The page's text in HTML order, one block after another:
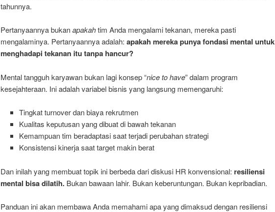
tahunnya.
Pertanyaannya bukanapakahtim Anda mengalami tekanan, mereka pasti
mengalaminya. Pertanyaannya adalah: apakah mereka punya fondasi mental untuk
menghadapi tekanan itu tanpa hancur?
Mental tangguh karyawan bukan lagi konsep “nice to have” dalam program
kesejahteraan. Ini adalah variabel bisnis yang langsung memengaruhi:
Tingkat turnover dan biaya rekrutmen
Kualitas keputusan yang dibuat di bawah tekanan
Kemampuan tim beradaptasi saat terjadi perubahan strategi
Konsistensi kinerja saat target makin berat
Dan inilah yang membuat topik ini berbeda dari diskusi HR konvensional: resiliensi
mental bisa dilatih. Bukan bawaan lahir. Bukan keberuntungan. Bukan kepribadian.
Panduan ini akan membawa Anda memahami apa yang dimaksud dengan resiliensi